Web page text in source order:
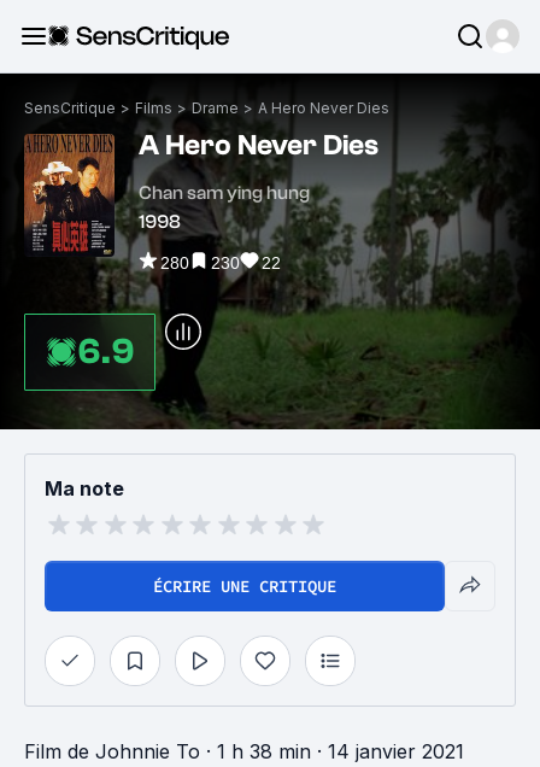
SensCritique > Films > Drame > A Hero Never Dies
A Hero Never Dies
Chan sam ying hung
1998
280 230 22
6.9
Ma note
ÉCRIRE UNE CRITIQUE
Film de Johnnie To · 1 h 38 min · 14 janvier 2021